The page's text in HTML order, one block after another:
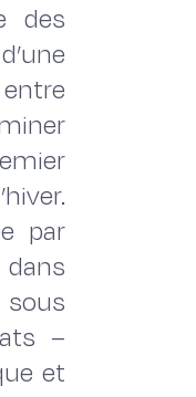
des
par
dans
–
et